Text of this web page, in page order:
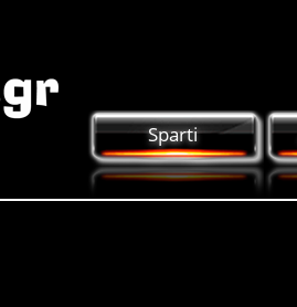
Sparti